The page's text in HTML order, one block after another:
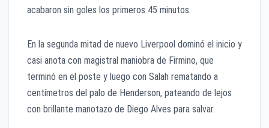
acabaron sin goles los primeros 45 minutos.
En la segunda mitad de nuevo Liverpool dominó el inicio y
casi anota con magistral maniobra de Firmino, que
terminó en el poste y luego con Salah rematando a
centímetros del palo de Henderson, pateando de lejos
con brillante manotazo de Diego Alves para salvar.